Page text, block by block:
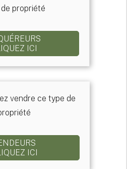
propriété
ICI
vendre ce type de
ICI